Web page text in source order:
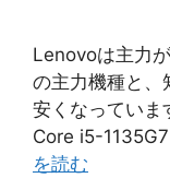
Lenovoは主力
の主力機種と、
安くなってい
Core i5-
を読む